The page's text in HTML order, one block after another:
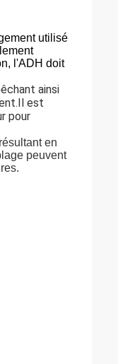
utilisé
l'ADH doit
ainsi
est
pour
en
peuvent